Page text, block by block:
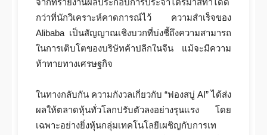
จากที่รายงานผลประกอบการประจำไตรมาสทำได้ดี
กว่าที่นักวิเคราะห์คาดการณ์ไว้ ความสำเร็จของ
Alibaba เป็นสัญญาณเชิงบวกที่บ่งชี้ถึงความสามารถ
ในการเติบโตของบริษัทค้าปลีกในจีน แม้จะมีความ
ท้าทายทางเศรษฐกิจ
ในทางกลับกัน ความกังวลเกี่ยวกับ “ฟองสบู่ AI” ได้ส่ง
ผลให้ตลาดหุ้นทั่วโลกปรับตัวลงอย่างรุนแรง โดย
เฉพาะอย่างยิ่งหุ้นกลุ่มเทคโนโลยีเผชิญกับการเท